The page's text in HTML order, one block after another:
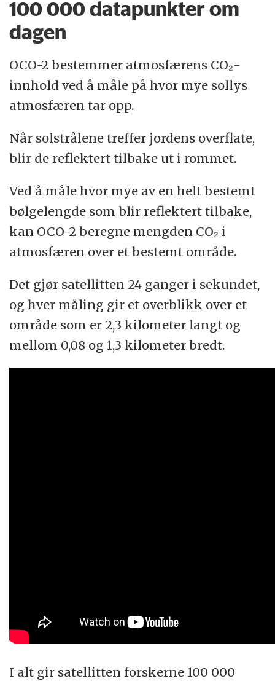
100 000 datapunkter om
dagen
OCO-2 bestemmer atmosfærens CO₂-
innhold ved å måle på hvor mye sollys
atmosfæren tar opp.
Når solstrålene treffer jordens overflate,
blir de reflektert tilbake ut i rommet.
Ved å måle hvor mye av en helt bestemt
bølgelengde som blir reflektert tilbake,
kan OCO-2 beregne mengden CO₂ i
atmosfæren over et bestemt område.
Det gjør satellitten 24 ganger i sekundet,
og hver måling gir et overblikk over et
område som er 2,3 kilometer langt og
mellom 0,08 og 1,3 kilometer bredt.
I alt gir satellitten forskerne 100 000